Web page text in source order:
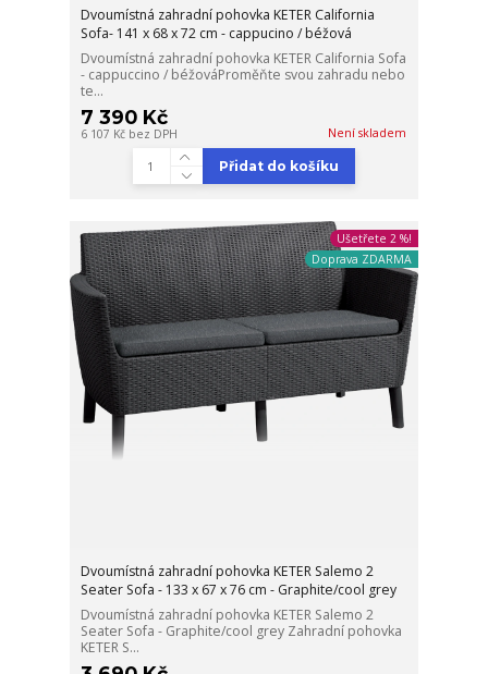
Dvoumístná zahradní pohovka KETER California
Sofa- 141 x 68 x 72 cm - cappucino / béžová
Dvoumístná zahradní pohovka KETER California Sofa
- cappuccino / béžováProměňte svou zahradu nebo
te...
7 390 Kč
6 107 Kč bez DPH Není skladem
Přidat do košíku
Ušetřete 2 %!
Doprava ZDARMA
Dvoumístná zahradní pohovka KETER Salemo 2
Seater Sofa - 133 x 67 x 76 cm - Graphite/cool grey
Dvoumístná zahradní pohovka KETER Salemo 2
Seater Sofa - Graphite/cool grey Zahradní pohovka
KETER S...